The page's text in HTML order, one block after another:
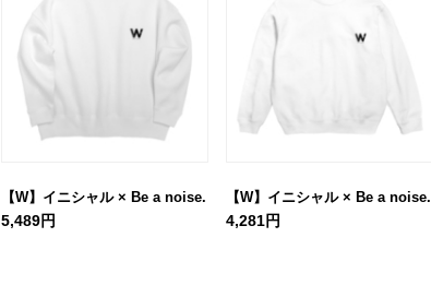
【W】イニシャル × Be a noise.
5,489円
【W】イニシャル × Be a noise.
4,281円